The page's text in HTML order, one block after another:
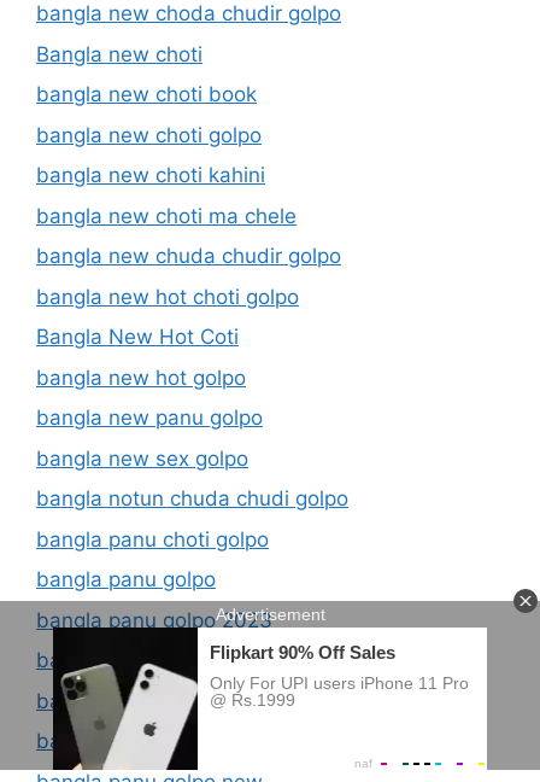
bangla new choda chudir golpo
Bangla new choti
bangla new choti book
bangla new choti golpo
bangla new choti kahini
bangla new choti ma chele
bangla new chuda chudir golpo
bangla new hot choti golpo
Bangla New Hot Coti
bangla new hot golpo
bangla new panu golpo
bangla new sex golpo
bangla notun chuda chudi golpo
bangla panu choti golpo
bangla panu golpo
bangla panu golpo 2023
bangla panu golpo classifieds
bangla panu golpo com
bangla panu golpo ma chele